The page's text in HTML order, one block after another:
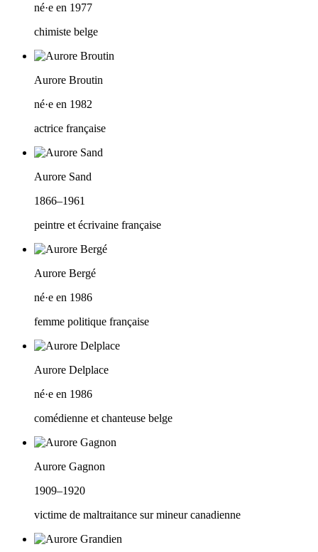
né·e en 1977
chimiste belge
Aurore Broutin
né·e en 1982
actrice française
Aurore Sand
1866–1961
peintre et écrivaine française
Aurore Bergé
né·e en 1986
femme politique française
Aurore Delplace
né·e en 1986
comédienne et chanteuse belge
Aurore Gagnon
1909–1920
victime de maltraitance sur mineur canadienne